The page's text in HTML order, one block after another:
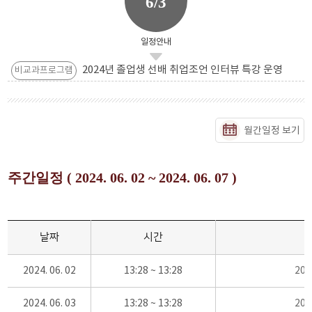
일정안내
비교과프로그램 2024년 졸업생 선배 취업조언 인터뷰 특강 운영
월간일정 보기
주간일정 ( 2024. 06. 02 ~ 2024. 06. 07 )
날짜 시간
2024. 06. 02 13:28 ~ 13:28
2024. 06. 03 13:28 ~ 13:28